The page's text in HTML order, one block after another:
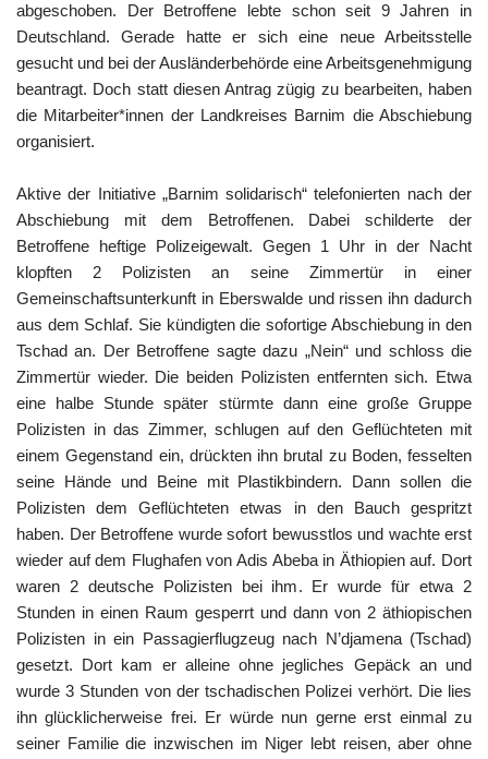
abgeschoben. Der Betroffene lebte schon seit 9 Jahren in
Deutschland. Gerade hatte er sich eine neue Arbeitsstelle
gesucht und bei der Ausländerbehörde eine Arbeitsgenehmigung
beantragt. Doch statt diesen Antrag zügig zu bearbeiten, haben
die Mitarbeiter*innen der Landkreises Barnim die Abschiebung
organisiert.
Aktive der Initiative „Barnim solidarisch“ telefonierten nach der
Abschiebung mit dem Betroffenen. Dabei schilderte der
Betroffene heftige Polizeigewalt. Gegen 1 Uhr in der Nacht
klopften 2 Polizisten an seine Zimmertür in einer
Gemeinschaftsunterkunft in Eberswalde und rissen ihn dadurch
aus dem Schlaf. Sie kündigten die sofortige Abschiebung in den
Tschad an. Der Betroffene sagte dazu „Nein“ und schloss die
Zimmertür wieder. Die beiden Polizisten entfernten sich. Etwa
eine halbe Stunde später stürmte dann eine große Gruppe
Polizisten in das Zimmer, schlugen auf den Geflüchteten mit
einem Gegenstand ein, drückten ihn brutal zu Boden, fesselten
seine Hände und Beine mit Plastikbindern. Dann sollen die
Polizisten dem Geflüchteten etwas in den Bauch gespritzt
haben. Der Betroffene wurde sofort bewusstlos und wachte erst
wieder auf dem Flughafen von Adis Abeba in Äthiopien auf. Dort
waren 2 deutsche Polizisten bei ihm. Er wurde für etwa 2
Stunden in einen Raum gesperrt und dann von 2 äthiopischen
Polizisten in ein Passagierflugzeug nach N’djamena (Tschad)
gesetzt. Dort kam er alleine ohne jegliches Gepäck an und
wurde 3 Stunden von der tschadischen Polizei verhört. Die lies
ihn glücklicherweise frei. Er würde nun gerne erst einmal zu
seiner Familie die inzwischen im Niger lebt reisen, aber ohne